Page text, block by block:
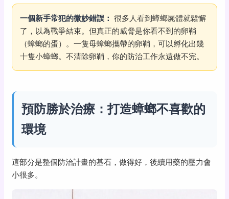
一個新手常犯的微妙錯誤： 很多人看到蟑螂屍體就鬆懈
了，以為戰爭結束。但真正的威脅是你看不到的卵鞘
（蟑螂的蛋）。一隻母蟑螂攜帶的卵鞘，可以孵化出幾
十隻小蟑螂。不清除卵鞘，你的防治工作永遠做不完。
預防勝於治療：打造蟑螂不喜歡的
環境
這部分是整個防治計畫的基石，做得好，後續用藥的壓力會
小很多。